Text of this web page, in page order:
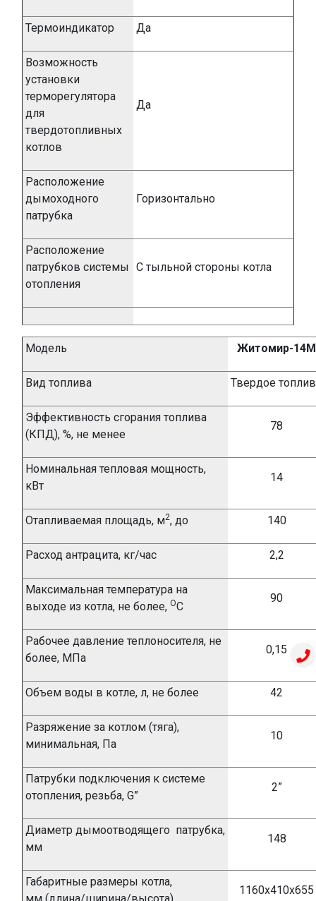
Термоиндикатор Да
Возможность
установки
терморегулятора
для
твердотопливных
котлов
Да
Расположение
дымоходного
патрубка
Горизонтально
Расположение
патрубков системы
отопления
С тыльной стороны котла
Модель Житомир-14М
Вид топлива Твердое
Эффективность сгорания топлива
(КПД), %, не менее
78
Номинальная тепловая мощность,
кВт
14
Отапливаемая площадь, м2, до 140
Расход антрацита, кг/час 2,2
Максимальная температура на
выходе из котла, не более, ОС
90
Рабочее давление теплоносителя, не
более, МПа
0,15
Объем воды в котле, л, не более 42
Разряжение за котлом (тяга),
минимальная, Па
10
Патрубки подключения к системе
отопления, резьба, G”
2”
Диаметр дымоотводящего патрубка,
мм
148
Габаритные размеры котла,
1160х410х655